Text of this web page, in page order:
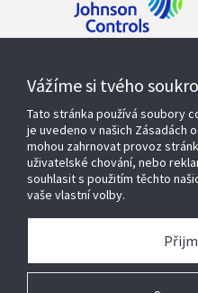
Produkty a řešení
Servisní služby
O nás
Vážíme si tvého
Tato stránka používá soubory
je uvedeno v našich Zásadách
mohou zahrnovat provoz
uživatelské chování, nebo
souhlasit s použitím těchto
vaše vlastní volby.